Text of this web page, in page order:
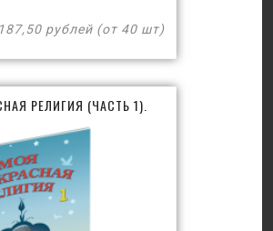
187,50 рублей (от 40 шт)
РЕЛИГИЯ (ЧАСТЬ 1).